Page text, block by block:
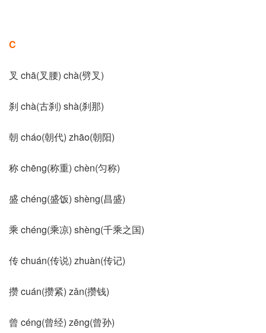
C
叉 chā(叉腰) chà(劈叉)
刹 chà(古刹) shà(刹那)
朝 cháo(朝代) zhāo(朝阳)
称 chēng(称重) chèn(匀称)
盛 chéng(盛饭) shèng(昌盛)
乘 chéng(乘凉) shèng(千乘之国)
传 chuán(传说) zhuàn(传记)
攒 cuán(攒紧) zǎn(攒钱)
曾 céng(曾经) zēng(曾孙)